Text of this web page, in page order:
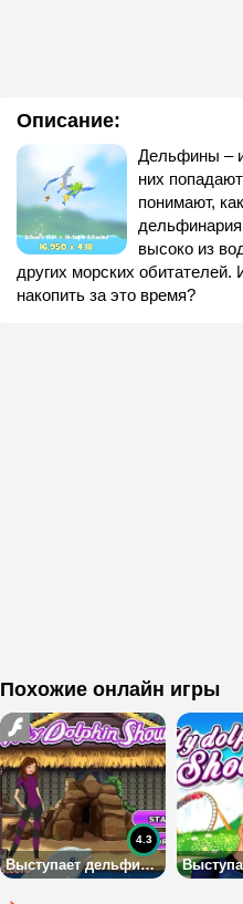
Описание:
Дельфины –
них
понимают,
высоко из
других морских
накопить за это время?
Похожие онлайн игры
Выступает дельфин 3
4.3